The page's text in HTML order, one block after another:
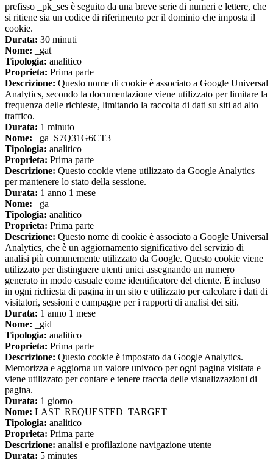
prefisso _pk_ses è seguito da una breve serie di numeri e lettere, che
si ritiene sia un codice di riferimento per il dominio che imposta il
cookie.
Durata: 30 minuti
Nome: _gat
Tipologia: analitico
Proprieta: Prima parte
Descrizione: Questo nome di cookie è associato a Google Universal
Analytics, secondo la documentazione viene utilizzato per limitare la
frequenza delle richieste, limitando la raccolta di dati su siti ad alto
traffico.
Durata: 1 minuto
Nome: _ga_S7Q31G6CT3
Tipologia: analitico
Proprieta: Prima parte
Descrizione: Questo cookie viene utilizzato da Google Analytics
per mantenere lo stato della sessione.
Durata: 1 anno 1 mese
Nome: _ga
Tipologia: analitico
Proprieta: Prima parte
Descrizione: Questo nome di cookie è associato a Google Universal
Analytics, che è un aggiornamento significativo del servizio di
analisi più comunemente utilizzato da Google. Questo cookie viene
utilizzato per distinguere utenti unici assegnando un numero
generato in modo casuale come identificatore del cliente. È incluso
in ogni richiesta di pagina in un sito e utilizzato per calcolare i dati di
visitatori, sessioni e campagne per i rapporti di analisi dei siti.
Durata: 1 anno 1 mese
Nome: _gid
Tipologia: analitico
Proprieta: Prima parte
Descrizione: Questo cookie è impostato da Google Analytics.
Memorizza e aggiorna un valore univoco per ogni pagina visitata e
viene utilizzato per contare e tenere traccia delle visualizzazioni di
pagina.
Durata: 1 giorno
Nome: LAST_REQUESTED_TARGET
Tipologia: analitico
Proprieta: Prima parte
Descrizione: analisi e profilazione navigazione utente
Durata: 5 minutes